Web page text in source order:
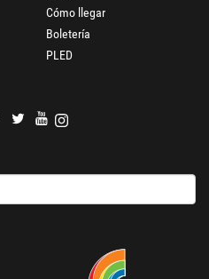
Cómo llegar
Boletería
PLED